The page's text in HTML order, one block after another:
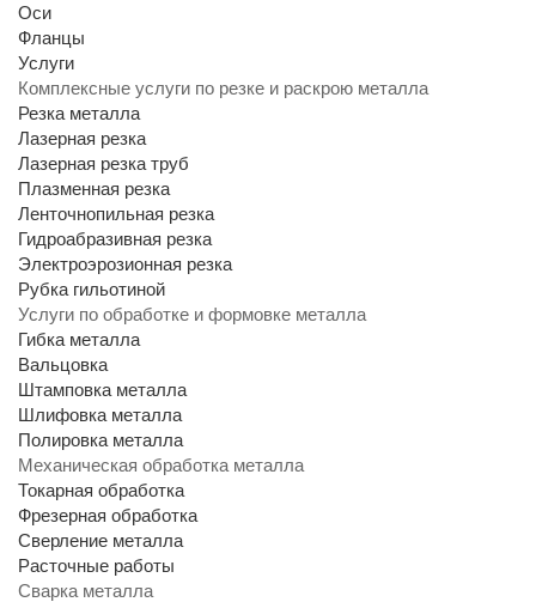
Оси
Фланцы
Услуги
Комплексные услуги по резке и раскрою металла
Резка металла
Лазерная резка
Лазерная резка труб
Плазменная резка
Ленточнопильная резка
Гидроабразивная резка
Электроэрозионная резка
Рубка гильотиной
Услуги по обработке и формовке металла
Гибка металла
Вальцовка
Штамповка металла
Шлифовка металла
Полировка металла
Механическая обработка металла
Токарная обработка
Фрезерная обработка
Сверление металла
Расточные работы
Сварка металла